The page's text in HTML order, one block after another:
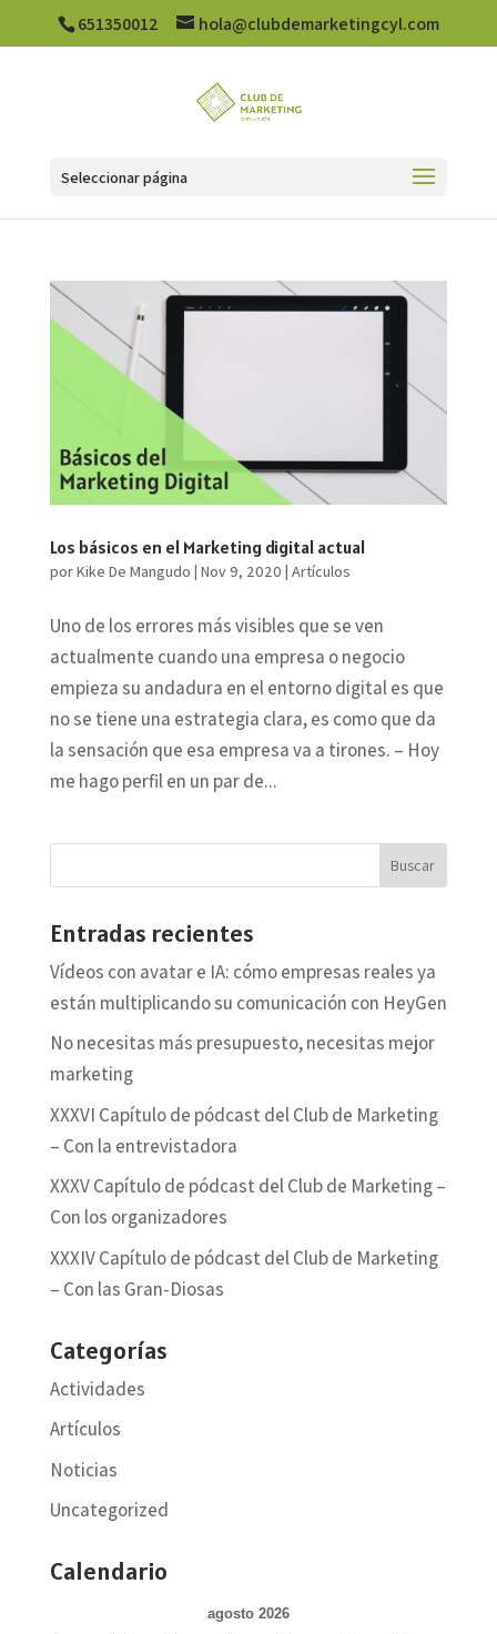
651350012 hola@clubdemarketingcyl.com
Seleccionar página
Los básicos en el Marketing digital actual
porKike De Mangudo | Nov 9, 2020 | Artículos
Uno de los errores más visibles que se ven
actualmente cuando una empresa o negocio
empieza su andadura en el entorno digital es que
no se tiene una estrategia clara, es como que da
la sensación que esa empresa va a tirones. – Hoy
me hago perfil en un par de...
Entradas recientes
Vídeos con avatar e IA: cómo empresas reales ya
están multiplicando su comunicación con HeyGen
No necesitas más presupuesto, necesitas mejor
marketing
XXXVI Capítulo de pódcast del Club de Marketing
– Con la entrevistadora
XXXV Capítulo de pódcast del Club de Marketing –
Con los organizadores
XXXIV Capítulo de pódcast del Club de Marketing
– Con las Gran-Diosas
Categorías
Actividades
Artículos
Noticias
Uncategorized
Calendario
agosto 2026